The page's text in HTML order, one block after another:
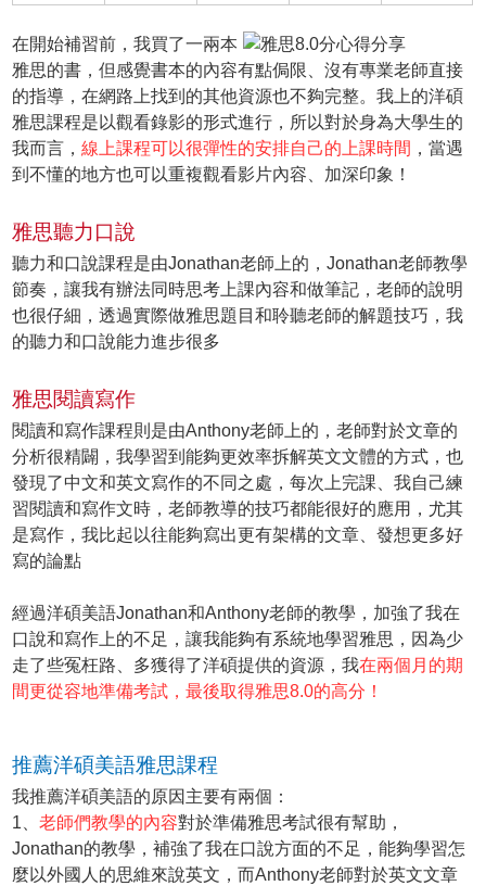
在開始補習前，我買了一兩本
雅思的書，但感覺書本的內容有點侷限、沒有專業老師直接
的指導，在網路上找到的其他資源也不夠完整。我上的洋碩
雅思課程是以觀看錄影的形式進行，所以對於身為大學生的
我而言，線上課程可以很彈性的安排自己的上課時間 ，當遇
到不懂的地方也可以重複觀看影片內容、加深印象！
雅思聽力口說
聽力和口說課程是由Jonathan老師上的，Jonathan老師教學
節奏，讓我有辦法同時思考上課內容和做筆記，老師的說明
也很仔細，透過實際做雅思題目和聆聽老師的解題技巧，我
的聽力和口說能力進步很多
雅思閱讀寫作
閱讀和寫作課程則是由Anthony老師上的，老師對於文章的
分析很精闢，我學習到能夠更效率拆解英文文體的方式，也
發現了中文和英文寫作的不同之處，每次上完課、我自己練
習閱讀和寫作文時，老師教導的技巧都能很好的應用，尤其
是寫作，我比起以往能夠寫出更有架構的文章、發想更多好
寫的論點
經過洋碩美語Jonathan和Anthony老師的教學，加強了我在
口說和寫作上的不足，讓我能夠有系統地學習雅思，因為少
走了些冤枉路、多獲得了洋碩提供的資源，我在兩個月的期
間更從容地準備考試，最後取得雅思8.0的高分！
推薦洋碩美語雅思課程
我推薦洋碩美語的原因主要有兩個：
1、老師們教學的內容對於準備雅思考試很有幫助，
Jonathan的教學，補強了我在口說方面的不足，能夠學習怎
麼以外國人的思維來說英文，而Anthony老師對於英文文章